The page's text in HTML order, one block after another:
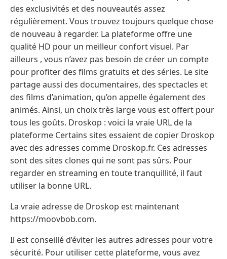
des exclusivités et des nouveautés assez
régulièrement. Vous trouvez toujours quelque chose
de nouveau à regarder. La plateforme offre une
qualité HD pour un meilleur confort visuel. Par
ailleurs , vous n’avez pas besoin de créer un compte
pour profiter des films gratuits et des séries. Le site
partage aussi des documentaires, des spectacles et
des films d’animation, qu’on appelle également des
animés. Ainsi, un choix très large vous est offert pour
tous les goûts. Droskop : voici la vraie URL de la
plateforme Certains sites essaient de copier Droskop
avec des adresses comme Droskop.fr. Ces adresses
sont des sites clones qui ne sont pas sûrs. Pour
regarder en streaming en toute tranquillité, il faut
utiliser la bonne URL.
La vraie adresse de Droskop est maintenant
https://moovbob.com.
Il est conseillé d’éviter les autres adresses pour votre
sécurité. Pour utiliser cette plateforme, vous avez